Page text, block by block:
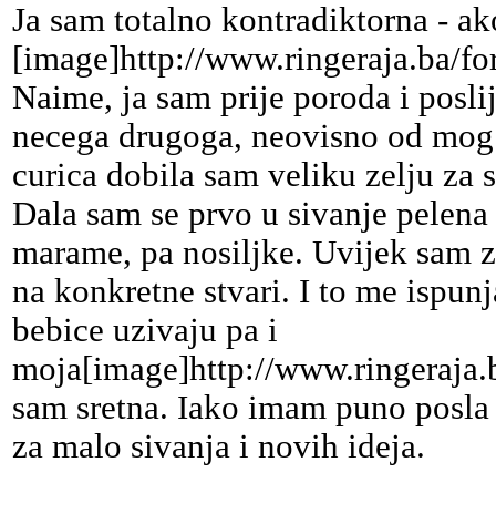
Ja sam totalno kontradiktorna -
[image]http://www.ringeraja.ba/
Naime, ja sam prije poroda i
necega drugoga, neovisno od
curica dobila sam veliku zelju za
Dala sam se prvo u sivanje
marame, pa nosiljke. Uvijek sam
na konkretne stvari. I to me
bebice uzivaju pa i
moja[image]http://
sam sretna. Iako imam puno
za malo sivanja i novih ideja.